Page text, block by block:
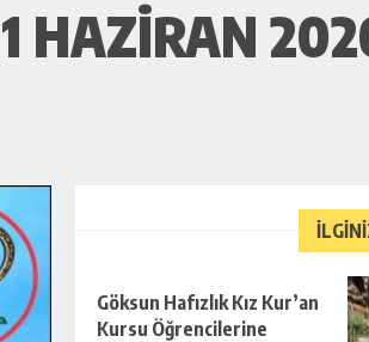
HAZIRAN
Göksun Hafızlık Kız Kur’an
Kursu Öğrencilerine